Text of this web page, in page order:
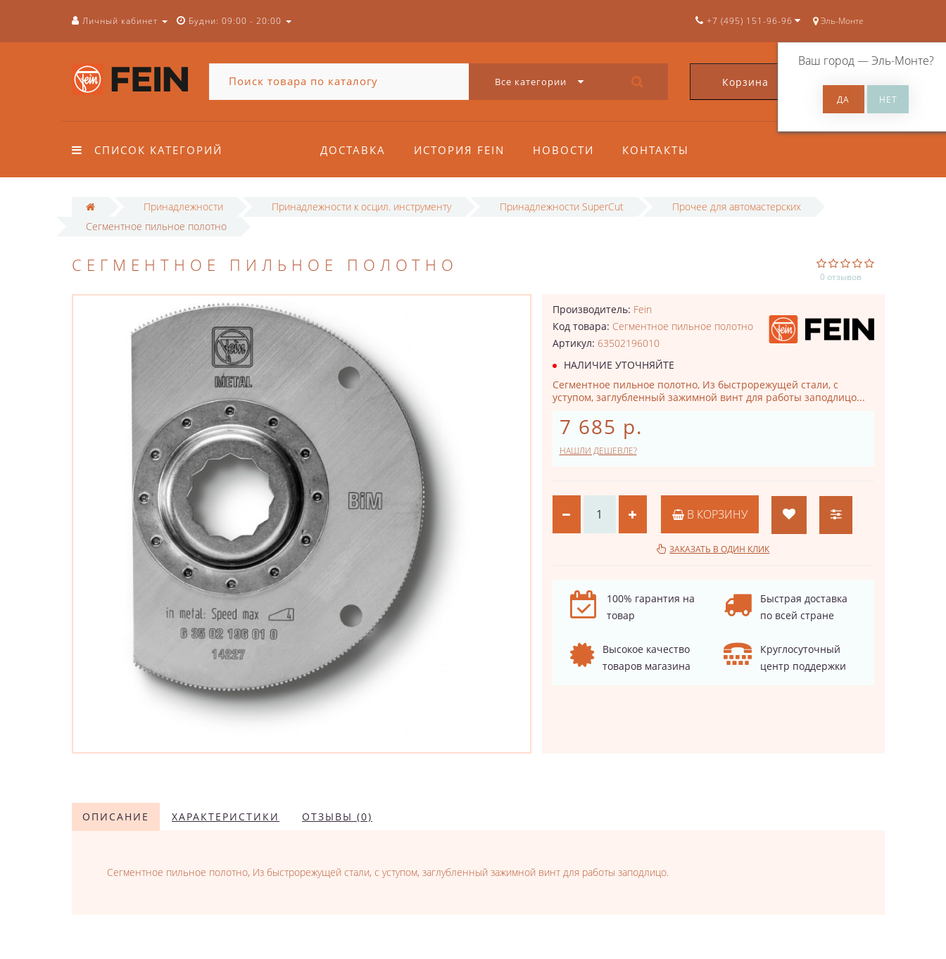
Личный кабинет Будни: 09:00 - 20:00 Эль-Монте
Ваш город —Эль-Монте?
+7 (495) 151-96-96
Все категории Корзина 0
СПИСОК КАТЕГОРИЙ ДОСТАВКА ИСТОРИЯ FEIN НОВОСТИ КОНТАКТЫ
Принадлежности Принадлежности к осцил. инструменту Принадлежности SuperCut
Прочее для автомастерских
Сегментное пильное полотно
СЕГМЕНТНОЕ ПИЛЬНОЕ ПОЛОТНО
0 отзывов
Производитель: Fein
Код товара: Сегментное пильное полотно
Артикул: 63502196010
НАЛИЧИЕ УТОЧНЯЙТЕ
Сегментное пильное полотно, Из быстрорежущей стали, с
уступом, заглубленный зажимной винт для работы заподлицо...
7 685 р.
НАШЛИ ДЕШЕВЛЕ?
В КОРЗИНУ
ЗАКАЗАТЬ В ОДИН КЛИК
100% гарантия на
товар
Быстрая доставка
по всей стране
Высокое качество
товаров магазина
Круглосуточный
центр поддержки
ОПИСАНИЕ ХАРАКТЕРИСТИКИ ОТЗЫВЫ (0)
Сегментное пильное полотно, Из быстрорежущей стали, с уступом, заглубленный зажимной винт для работы заподлицо.